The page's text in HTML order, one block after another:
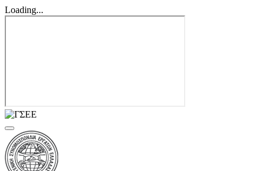
Loading...